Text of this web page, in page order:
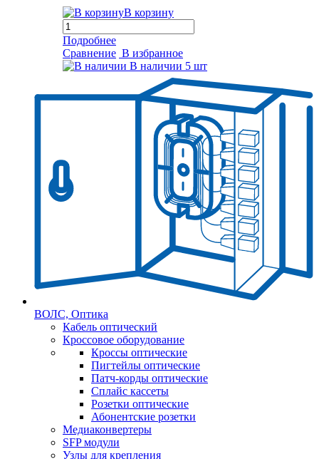
В корзину
Подробнее
Сравнение В избранное
В наличии 5 шт
ВОЛС, Оптика
Кабель оптический
Кроссовое оборудование
Кроссы оптические
Пигтейлы оптические
Патч-корды оптические
Сплайс кассеты
Розетки оптические
Абонентские розетки
Медиаконвертеры
SFP модули
Узлы для крепления